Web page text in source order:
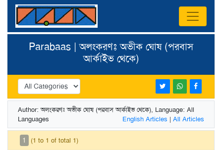
Parabaas | অলংকরণঃ অভীক ঘোষ (পরবাস
আর্কাইভ থেকে)
Author: অলংকরণঃ অভীক ঘোষ (পরবাস আর্কাইভ থেকে), Language: All
Languages
English Articles | All Articles
1 (1 to 1 of total 1)